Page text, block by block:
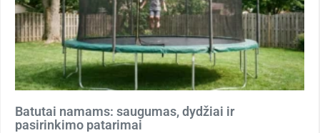
Batutai namams: saugumas, dydžiai ir
pasirinkimo patarimai